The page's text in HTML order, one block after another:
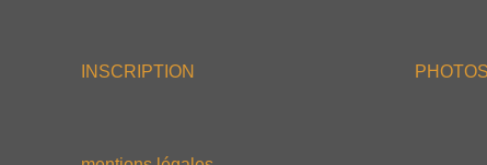
INSCRIPTION PHOTOS